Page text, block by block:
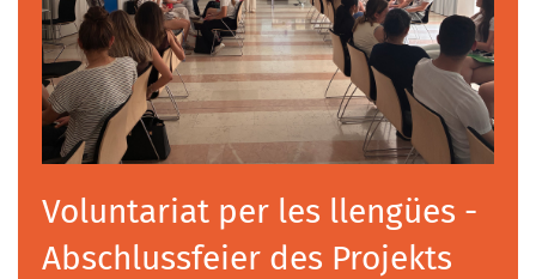
Voluntariat per les llengües -
Abschlussfeier des Projekts